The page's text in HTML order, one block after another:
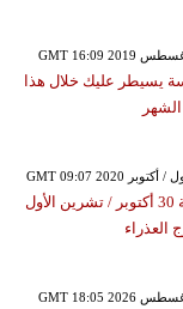
يسيطر عليك خلال هذا
الشهر
حظك اليوم الجمعة 30 أكتوبر / تشرين الأول
العذراء